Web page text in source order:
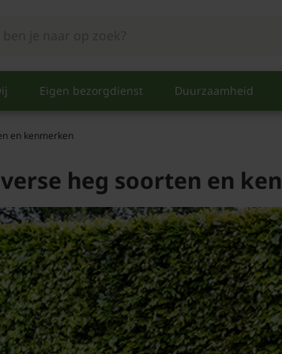
Eigen bezorgdienst Duurzaamheid
en kenmerken
heg soorten en